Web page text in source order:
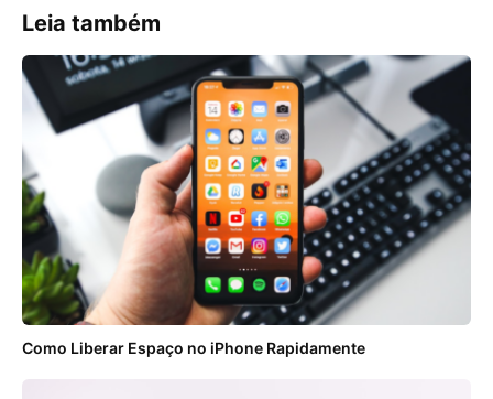
Leia também
Como Liberar Espaço no iPhone Rapidamente